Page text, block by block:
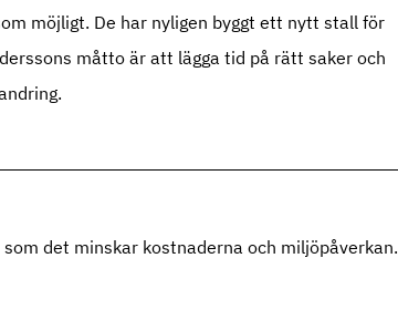
möjligt. De har nyligen byggt ett nytt stall för
måtto är att lägga tid på rätt saker och
det minskar kostnaderna och miljöpåverkan.